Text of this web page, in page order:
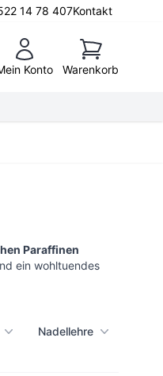
14 78 407Kontakt
Konto
Warenkorb
Warenkorb
Paraffinen
ein wohltuendes
Nadellehre